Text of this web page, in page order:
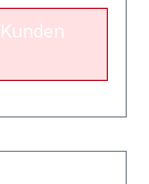
- 19
/ 60°
0.75